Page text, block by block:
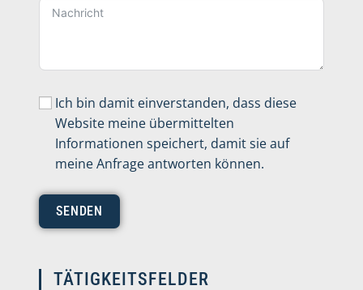
Ich bin damit einverstanden, dass diese
Website meine übermittelten
Informationen speichert, damit sie auf
meine Anfrage antworten können.
SENDEN
TÄTIGKEITSFELDER